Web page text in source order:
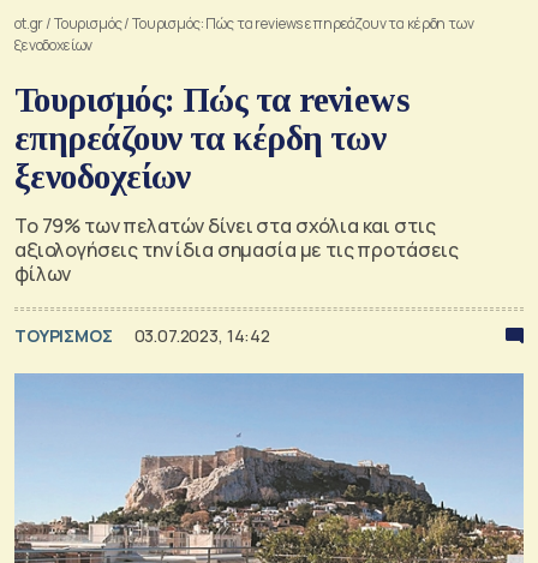
ot.gr/Τουρισμός/Τουρισμός: Πώς τα reviews επηρεάζουν τα κέρδη των
ξενοδοχείων
Τουρισμός: Πώς τα reviews
επηρεάζουν τα κέρδη των
ξενοδοχείων
Το 79% των πελατών δίνει στα σχόλια και στις
αξιολογήσεις την ίδια σημασία με τις προτάσεις
φίλων
ΤΟΥΡΙΣΜΟΣ 03.07.2023, 14:42